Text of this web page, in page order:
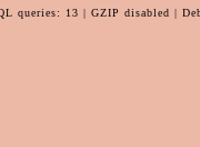
queries: 13 | GZIP disabled |